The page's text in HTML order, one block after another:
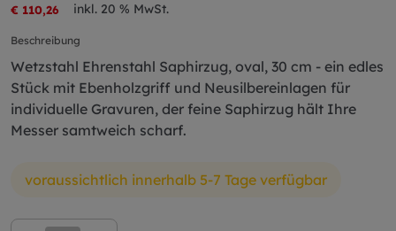
€ 110,26 inkl. 20 % MwSt.
Beschreibung
Wetzstahl Ehrenstahl Saphirzug, oval, 30 cm - ein edles
Stück mit Ebenholzgriff und Neusilbereinlagen für
individuelle Gravuren, der feine Saphirzug hält Ihre
Messer samtweich scharf.
voraussichtlich innerhalb 5-7 Tage verfügbar